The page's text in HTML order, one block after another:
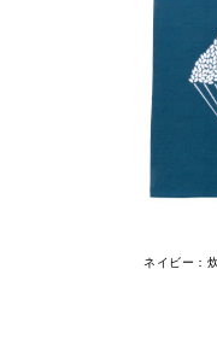
ネイビー：